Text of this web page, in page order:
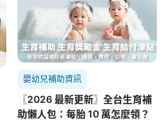
嬰幼兒補助資訊
〖2026 最新更新〗全台生育補
助懶人包：每胎 10 萬怎麼領？